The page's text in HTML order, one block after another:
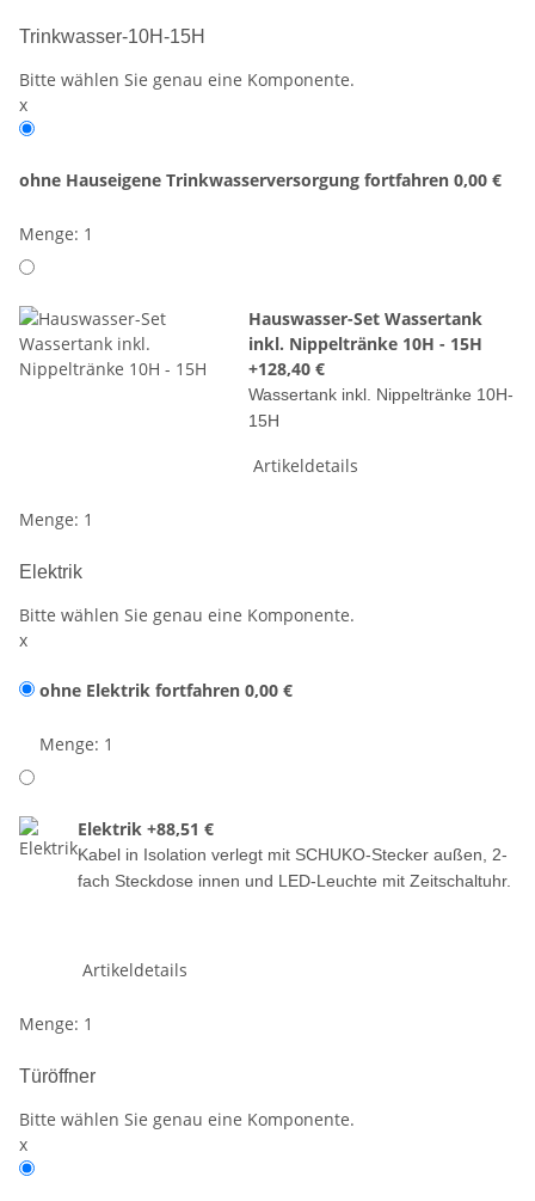
Trinkwasser-10H-15H
Bitte wählen Sie genau eine Komponente.
x
ohne Hauseigene Trinkwasserversorgung fortfahren 0,00 €
Menge: 1
Hauswasser-Set Wassertank
inkl. Nippeltränke 10H - 15H
+128,40 €
Wassertank inkl. Nippeltränke 10H-
15H
Artikeldetails
Menge: 1
Elektrik
Bitte wählen Sie genau eine Komponente.
x
ohne Elektrik fortfahren 0,00 €
Menge: 1
Elektrik +88,51 €
Kabel in Isolation verlegt mit SCHUKO-Stecker außen, 2-
fach Steckdose innen und LED-Leuchte mit Zeitschaltuhr.
Artikeldetails
Menge: 1
Türöffner
Bitte wählen Sie genau eine Komponente.
x